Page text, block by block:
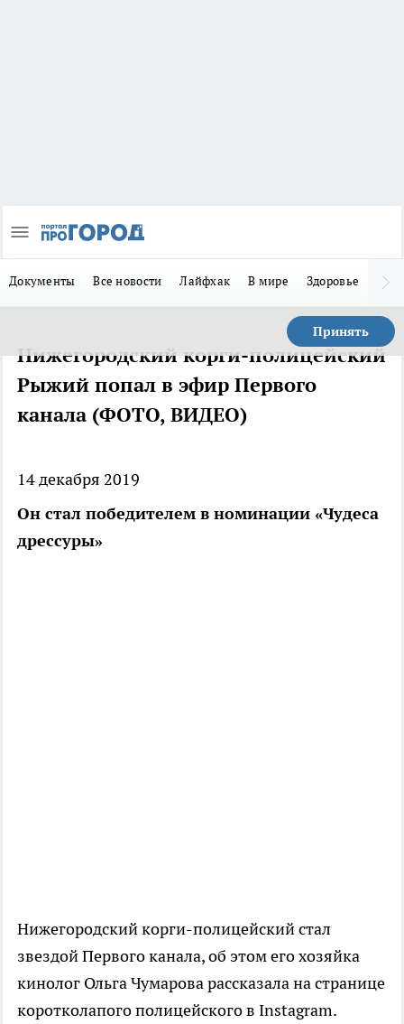
Документы Все новости Лайфхак В мире Здоровье
Принять
Нижегородский корги-полицейский
Рыжий попал в эфир Первого
канала (ФОТО, ВИДЕО)
14 декабря 2019
Он стал победителем в номинации «Чудеса
дрессуры»
Нижегородский корги-полицейский стал
звездой Первого канала, об этом его хозяйка
кинолог Ольга Чумарова рассказала на странице
коротколапого полицейского в Instagram.